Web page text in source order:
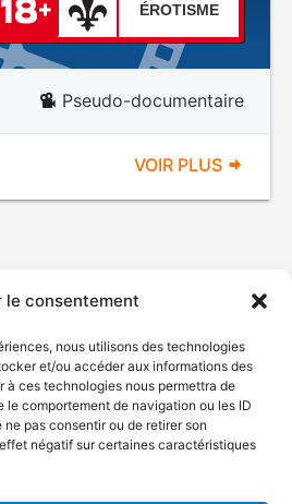
le consentement
nous utilisons des technologies
et/ou accéder aux informations des
à ces technologies nous permettra de
le comportement de navigation ou les ID
pas consentir ou de retirer son
négatif sur certaines caractéristiques
ÉROTISME
Pseudo-documentaire
VOIR PLUS